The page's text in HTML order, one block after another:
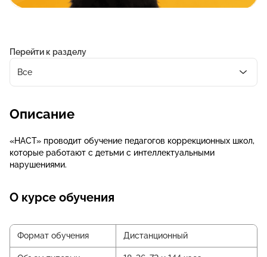
Перейти к разделу
Все
Описание
«НАСТ» проводит обучение педагогов коррекционных школ,
которые работают с детьми с интеллектуальными
нарушениями.
О курсе обучения
Формат обучения Дистанционный